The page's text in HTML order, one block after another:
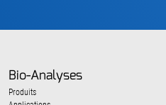
Bio-Analyses
Produits